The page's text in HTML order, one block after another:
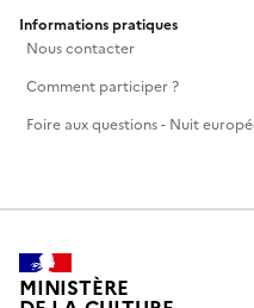
Informations pratiques
Nous contacter
Comment participer ?
Foire aux questions - Nuit
MINISTÈRE